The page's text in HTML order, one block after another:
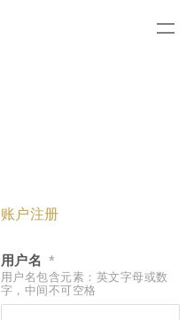
账户注册
用户名 *
用户名包含元素：英文字母或数
字，中间不可空格